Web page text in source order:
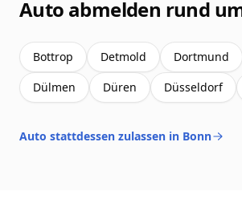
Auto abmelden rund
Bottrop Detmold Dortmund
Dülmen
Düren Düsseldorf
Auto stattdessen zulassen in Bonn